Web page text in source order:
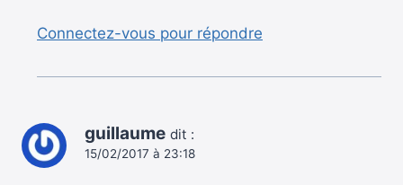
Connectez-vous pour répondre
guillaume dit :
15/02/2017 à 23:18